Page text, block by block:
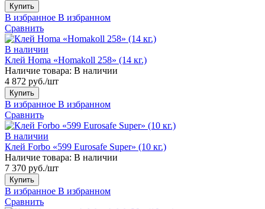
Купить
В избранное В избранном
Сравнить
В наличии
Клей Homa «Homakoll 258» (14 кг.)
Наличие товара: В наличии
4 872 руб./шт
Купить
В избранное В избранном
Сравнить
В наличии
Клей Forbo «599 Eurosafe Super» (10 кг.)
Наличие товара: В наличии
7 370 руб./шт
Купить
В избранное В избранном
Сравнить